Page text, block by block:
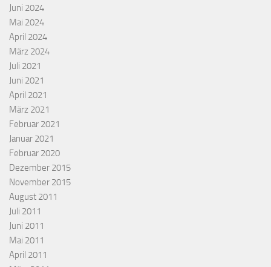
Juni 2024
Mai 2024
April 2024
März 2024
Juli 2021
Juni 2021
April 2021
März 2021
Februar 2021
Januar 2021
Februar 2020
Dezember 2015
November 2015
August 2011
Juli 2011
Juni 2011
Mai 2011
April 2011